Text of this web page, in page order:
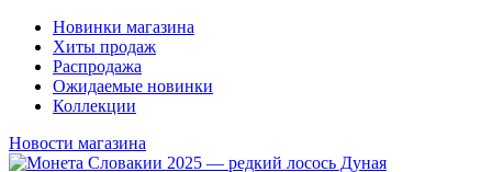
Новинки магазина
Хиты продаж
Распродажа
Ожидаемые новинки
Коллекции
Новости магазина